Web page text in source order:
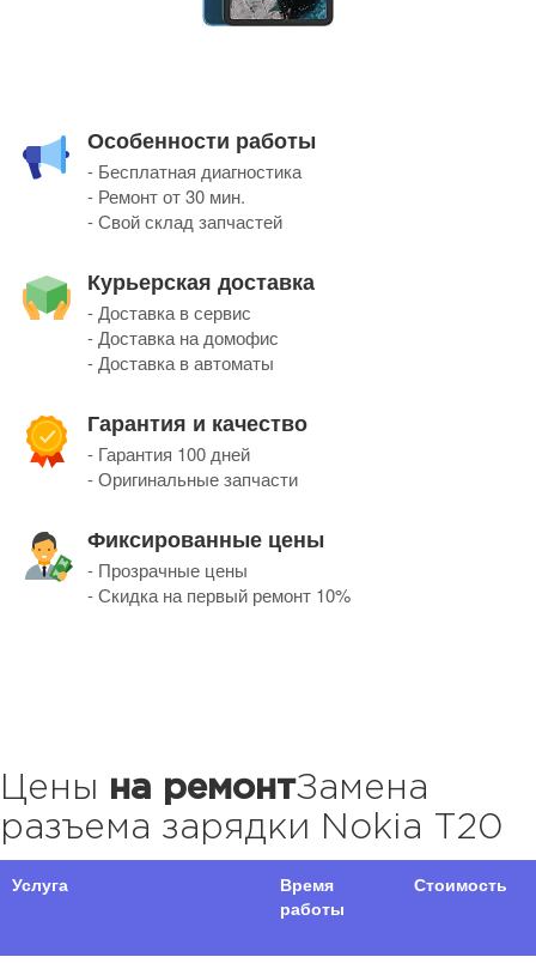
Особенности работы
- Бесплатная диагностика
- Ремонт от 30 мин.
- Свой склад запчастей
Курьерская доставка
- Доставка в сервис
- Доставка на домофис
- Доставка в автоматы
Гарантия и качество
- Гарантия 100 дней
- Оригинальные запчасти
Фиксированные цены
- Прозрачные цены
- Скидка на первый ремонт 10%
Цены на ремонтЗамена
разъема зарядки Nokia T20
Услуга
Время
работы
Стоимость